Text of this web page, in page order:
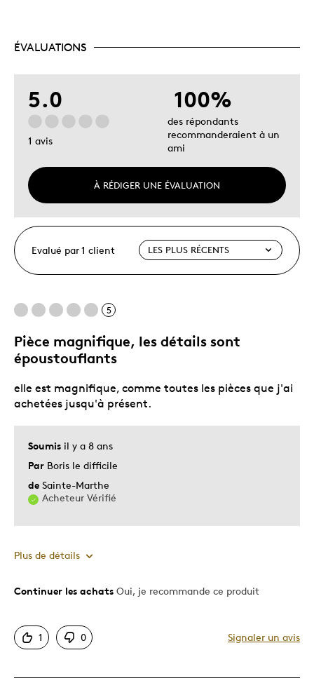
ÉVALUATIONS
5.0
1 avis
À RÉDIGER UNE ÉVALUATION
100%
des répondants
recommanderaient à un
ami
Evalué par 1 client
5
Pièce magnifique, les détails sont
époustouflants
Soumis il y a 8 ans
Par Boris le difficile
de Sainte-Marthe
Acheteur Vérifié
elle est magnifique, comme toutes les pièces que j'ai
achetées jusqu'à présent.
Plus de détails
Le pour
Très bonne qualité
Continuer les achats Oui, je recommande ce produit
1 0 Signaler un avis